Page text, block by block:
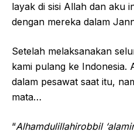
layak di sisi Allah dan aku
dengan mereka dalam
Setelah melaksanakan
kami pulang ke Indonesia.
dalam pesawat saat itu,
mata…
“Alhamdulillahirobbil